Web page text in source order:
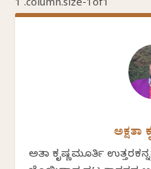
ಅಕ್ಷತಾ
ಅಕ್ಷತಾ ಕೃಷ್ಣಮೂರ್ತಿ